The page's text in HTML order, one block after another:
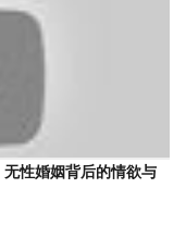
无性婚姻背后的情欲与